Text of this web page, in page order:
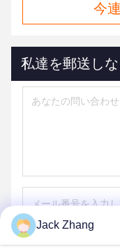
今
私達を郵送し
Jack Zhang